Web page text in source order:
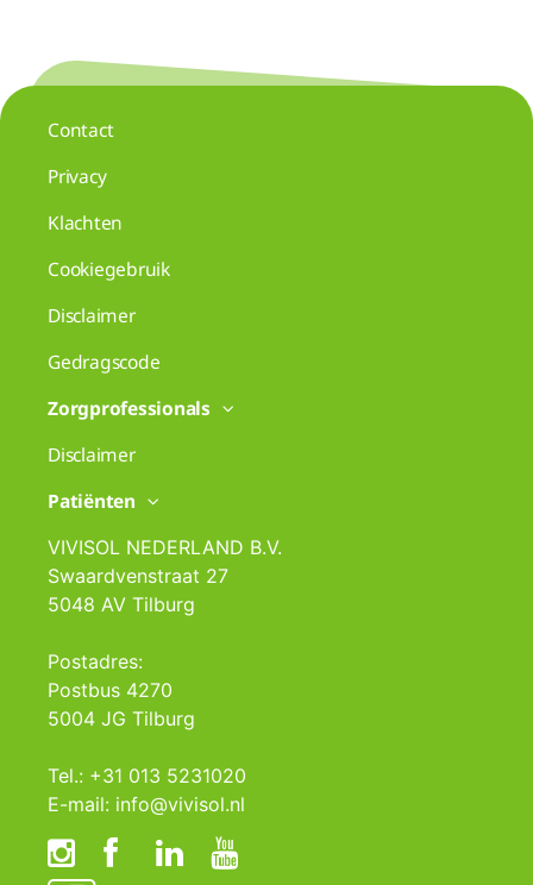
Contact
Privacy
Klachten
Cookiegebruik
Disclaimer
Gedragscode
Zorgprofessionals
Disclaimer
Patiënten
VIVISOL NEDERLAND B.V.
Swaardvenstraat 27
5048 AV Tilburg
Postadres:
Postbus 4270
5004 JG Tilburg
Tel.: +31 013 5231020
E-mail: info@vivisol.nl